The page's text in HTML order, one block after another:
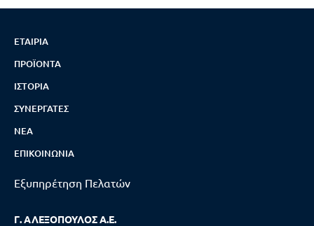
ΕΤΑΙΡΊΑ
ΠΡΟΪΌΝΤΑ
ΙΣΤΟΡΊΑ
ΣΥΝΕΡΓΆΤΕΣ
ΝΈΑ
ΕΠΙΚΟΙΝΩΝΊΑ
Εξυπηρέτηση Πελατών
Γ. ΑΛΕΞΟΠΟΥΛΟΣ Α.Ε.